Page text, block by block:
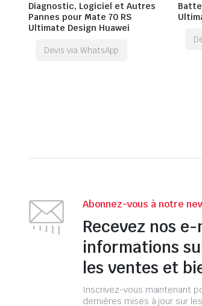
Diagnostic, Logiciel et Autres
Pannes pour Mate 70 RS
Ultimate Design Huawei
Devis via WhatsApp
Abonnez-vous à notre
Recevez nos
informations
les ventes et
Inscrivez-vous maintenant
dernières mises à jour sur